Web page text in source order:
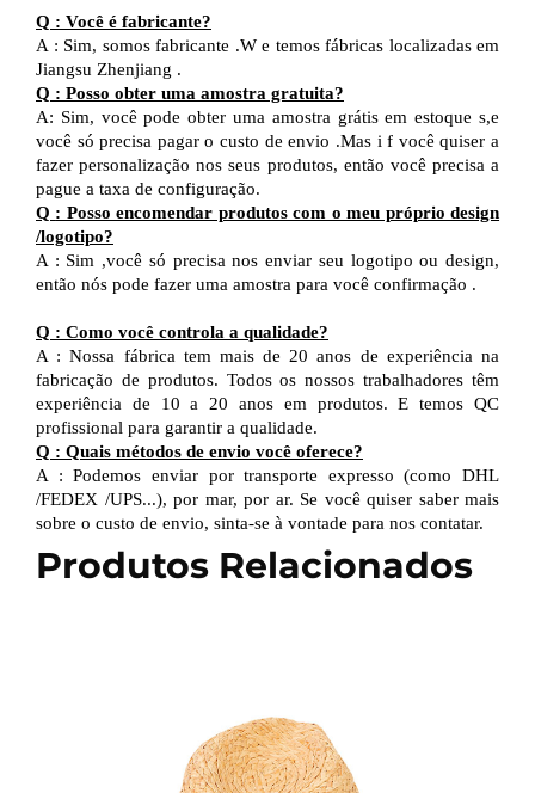
Q : Você é fabricante?
A : Sim, somos fabricante .W e temos fábricas localizadas em
Jiangsu Zhenjiang .
Q : Posso obter uma amostra gratuita?
A: Sim, você pode obter uma amostra grátis em estoques,e
você só precisa pagar o custo de envio .Mas if você quisera
fazerpersonalização nos seus produtos, então você precisa a
pague a taxa de configuração.
Q : Posso encomendar produtos com o meu próprio design
/logotipo?
A : Sim ,você só precisa nos enviar seu logotipoou design,
então nós pode fazer uma amostra para você confirmação .
Q : Como você controla a qualidade?
A :Nossa fábrica tem mais de 20 anos de experiência na
fabricação de produtos. Todos os nossos trabalhadores têm
experiência de 10 a 20 anos em produtos.Etemos QC
profissional para garantir a qualidade.
Q : Quais métodos de envio você oferece?
A :Podemos enviar por transporte expresso (como DHL
/FEDEX /UPS...), por mar, por ar. Se você quiser saber mais
sobre o custo de envio, sinta-se à vontade para nos contatar.
Produtos Relacionados